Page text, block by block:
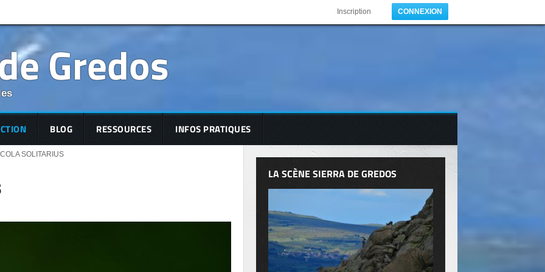
Inscription CONNEXION
Gredos
BLOG RESSOURCES INFOS PRATIQUES
SOLITARIUS
LA SCÈNE SIERRA DE GREDOS